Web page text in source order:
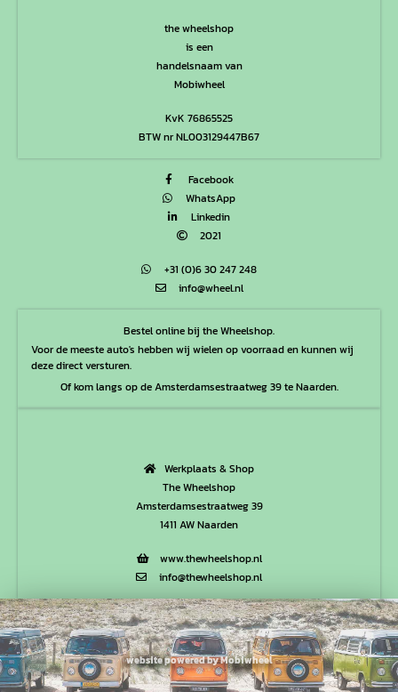
the wheelshop
is een
handelsnaam van
Mobiwheel
KvK 76865525
BTW nr NL003129447B67
Facebook
WhatsApp
Linkedin
2021
+31 (0)6 30 247 248
info@wheel.nl
Bestel online bij the Wheelshop.
Voor de meeste auto's hebben wij wielen op voorraad en kunnen wij
deze direct versturen.
Of kom langs op de Amsterdamsestraatweg 39 te Naarden.
Werkplaats & Shop
The Wheelshop
Amsterdamsestraatweg 39
1411 AW Naarden
www.thewheelshop.nl
info@thewheelshop.nl
website powered by Mobiwheel